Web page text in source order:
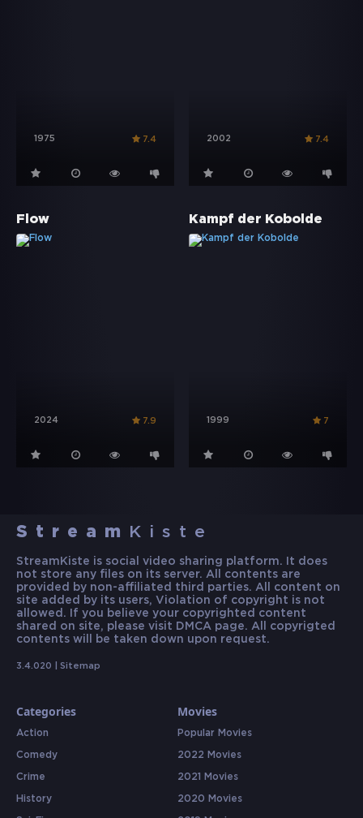
1975 7.4 2002 7.4
Flow
2024 7.9
Kampf der Kobolde
1999 7
Stream Kiste
StreamKiste is social video sharing platform. It does
not store any files on its server. All contents are
provided by non-affiliated third parties. All content on
site added by its users, Violation of copyright is not
allowed. If you believe your copyrighted content
shared on site, please visit DMCA page. All copyrigted
contents will be taken down upon request.
3.4.020 | Sitemap
Categories
Action
Comedy
Crime
History
Movies
Popular Movies
2022 Movies
2021 Movies
2020 Movies